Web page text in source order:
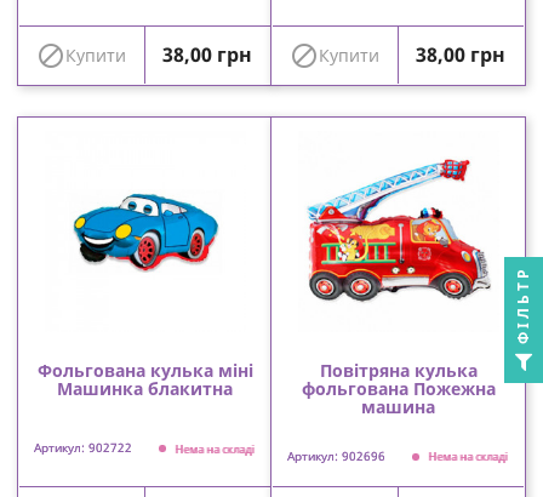
Купити Ціна
38,00 грн Купити Ціна
38,00 грн
Фольгована кулька міні
Машинка блакитна
Артикул: 902722 Нема на складі
Повітряна кулька
фольгована Пожежна
машина
Артикул: 902696 Нема на складі
ФІЛЬТР